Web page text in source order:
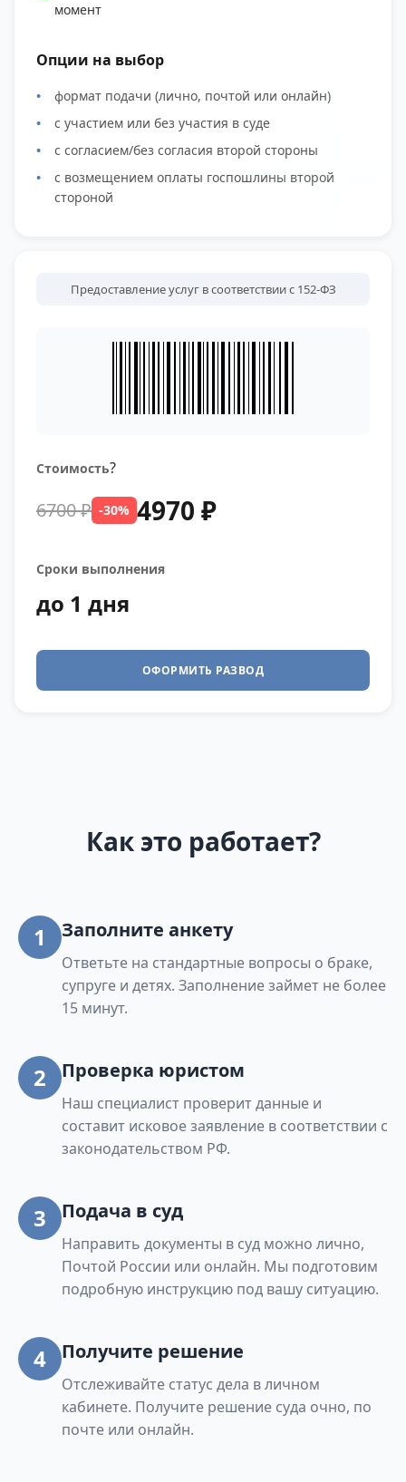
момент
Опции на выбор
формат подачи (лично, почтой или онлайн)
с участием или без участия в суде
с согласием/без согласия второй стороны
с возмещением оплаты госпошлины второй
стороной
Предоставление услуг в соответствии с 152-ФЗ
Стоимость?
6700 ₽ -30% 4970 ₽
Сроки выполнения
до 1 дня
ОФОРМИТЬ РАЗВОД
Как это работает?
1 Заполните анкету
Ответьте на стандартные вопросы о браке,
супруге и детях. Заполнение займет не более
15 минут.
2 Проверка юристом
Наш специалист проверит данные и
составит исковое заявление в соответствии с
законодательством РФ.
3 Подача в суд
Направить документы в суд можно лично,
Почтой России или онлайн. Мы подготовим
подробную инструкцию под вашу ситуацию.
4 Получите решение
Отслеживайте статус дела в личном
кабинете. Получите решение суда очно, по
почте или онлайн.